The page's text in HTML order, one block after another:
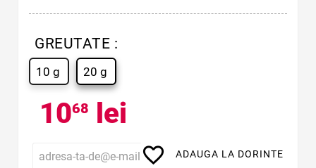
GREUTATE :
10 g 20 g
1068 lei
favorite_border ADAUGA LA DORINTE